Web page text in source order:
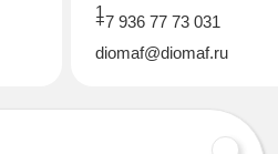
1
+7 936 77 73 031
diomaf@diomaf.ru